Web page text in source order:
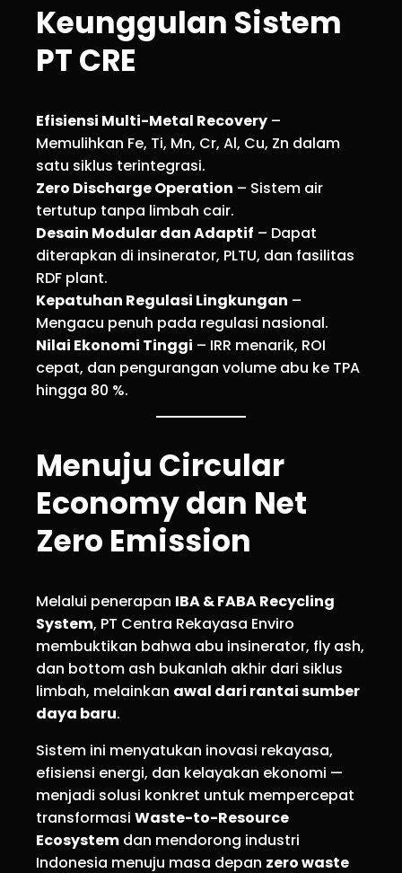
Keunggulan Sistem
PT CRE
Efisiensi Multi-Metal Recovery –
Memulihkan Fe, Ti, Mn, Cr, Al, Cu, Zn dalam
satu siklus terintegrasi.
Zero Discharge Operation – Sistem air
tertutup tanpa limbah cair.
Desain Modular dan Adaptif – Dapat
diterapkan di insinerator, PLTU, dan fasilitas
RDF plant.
Kepatuhan Regulasi Lingkungan –
Mengacu penuh pada regulasi nasional.
Nilai Ekonomi Tinggi – IRR menarik, ROI
cepat, dan pengurangan volume abu ke TPA
hingga 80 %.
Menuju Circular
Economy dan Net
Zero Emission
Melalui penerapan IBA & FABA Recycling
System, PT Centra Rekayasa Enviro
membuktikan bahwa abu insinerator, fly ash,
dan bottom ash bukanlah akhir dari siklus
limbah, melainkan awal dari rantai sumber
daya baru.
Sistem ini menyatukan inovasi rekayasa,
efisiensi energi, dan kelayakan ekonomi —
menjadi solusi konkret untuk mempercepat
transformasi Waste-to-Resource
Ecosystem dan mendorong industri
Indonesia menuju masa depan zero waste